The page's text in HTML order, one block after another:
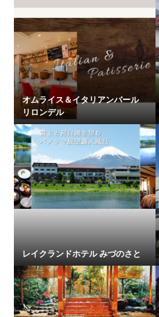
オムライス＆イタリアンバール
リロンデル
レイクランドホテル みづのさと